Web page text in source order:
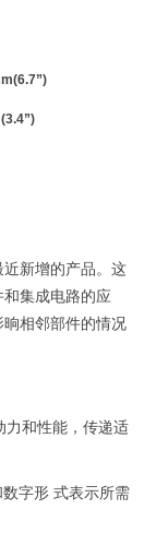
新增的产品。这
集成电路的应
相邻部件的情况
力和性能，传递适
字形 式表示所需